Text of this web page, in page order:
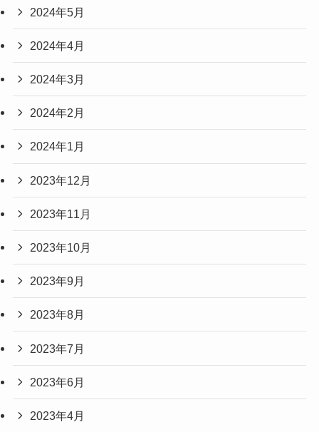
2024年5月
2024年4月
2024年3月
2024年2月
2024年1月
2023年12月
2023年11月
2023年10月
2023年9月
2023年8月
2023年7月
2023年6月
2023年4月